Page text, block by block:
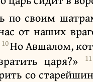
по своим
от наших
10Но Авшалом,
царя?»
11
со